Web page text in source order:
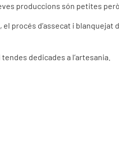
produccions són petites
procés d’assecat i blanquejat
dedicades a l’artesania.